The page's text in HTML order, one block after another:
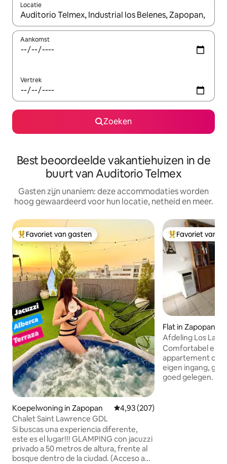
Locatie
Wanneer er resultaten beschikbaar zijn, maak je een keuze
Aankomst
Vertrek
Zoeken
Best beoordeelde vakantiehuizen in de
buurt van Auditorio Telmex
Gasten zijn unaniem: deze accommodaties worden
hoog gewaardeerd voor hun locatie, netheid en meer.
Topfavoriet van gasten
Favoriet van gasten
Koepelwoning in Zapopan Gemiddelde beoordeling van
4,93 (207)
Chalet Saint Lawrence GDL
Si buscas una experiencia diferente,
este es el lugar!!! GLAMPING con jacuzzi
privado a 50 metros de altura, frente al
bosque dentro de la ciudad. (Acceso a
Topfavoriet van
Favoriet van
Flat in Zapopan
Afdeling Los
het Telmex-
Comfortabel en
appartement op
eigen ingang,
goed gelegen. Je